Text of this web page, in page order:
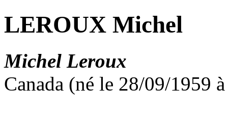
LEROUX Michel
Michel Leroux
Canada (né le 28/09/1959